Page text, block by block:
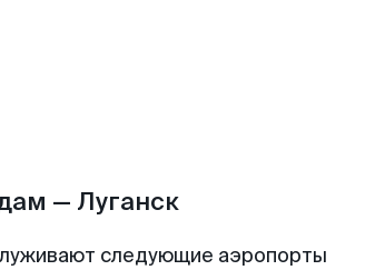
— Луганск
следующие аэропорты